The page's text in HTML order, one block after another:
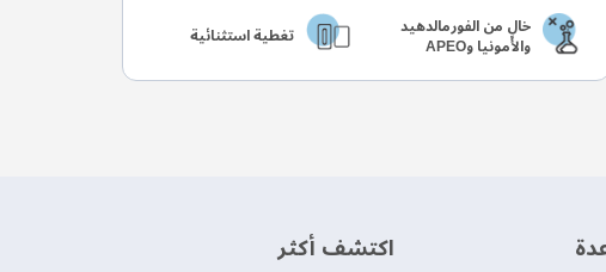
خالٍ من الفورمالدهيد
والأمونيا وAPEO تغطية استثنائية
اكتشف أكثر